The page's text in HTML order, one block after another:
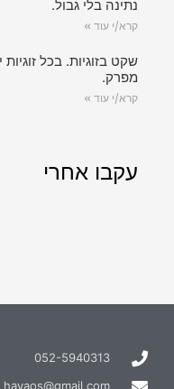
נתינה בלי גבול.
קרא/י עוד »
שקט בזוגיות. בכל
מפרק.
קרא/י עוד »
עקבו אחרי
052-5940313
havaos@gmail.com